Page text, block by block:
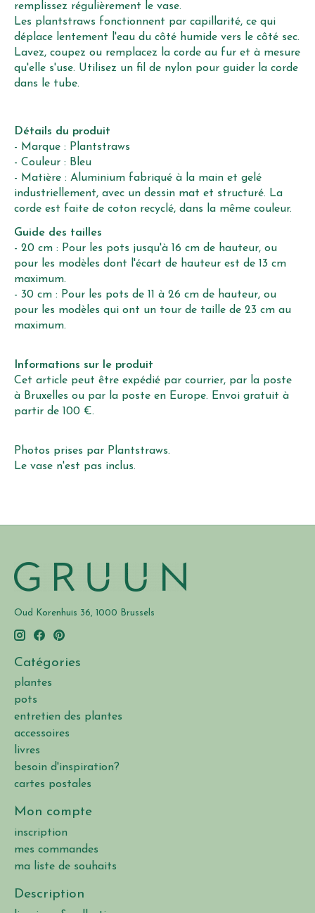
remplissez régulièrement le vase.
Les plantstraws fonctionnent par capillarité, ce qui
déplace lentement l'eau du côté humide vers le côté sec.
Lavez, coupez ou remplacez la corde au fur et à mesure
qu'elle s'use. Utilisez un fil de nylon pour guider la corde
dans le tube.
Détails du produit
- Marque : Plantstraws
- Couleur : Bleu
- Matière : Aluminium fabriqué à la main et gelé
industriellement, avec un dessin mat et structuré. La
corde est faite de coton recyclé, dans la même couleur.
Guide des tailles
- 20 cm : Pour les pots jusqu'à 16 cm de hauteur, ou
pour les modèles dont l'écart de hauteur est de 13 cm
maximum.
- 30 cm : Pour les pots de 11 à 26 cm de hauteur, ou
pour les modèles qui ont un tour de taille de 23 cm au
maximum.
Informations sur le produit
Cet article peut être expédié par courrier, par la poste
à Bruxelles ou par la poste en Europe. Envoi gratuit à
partir de 100 €.
Photos prises par Plantstraws.
Le vase n'est pas inclus.
Oud Korenhuis 36, 1000 Brussels
Catégories
plantes
pots
entretien des plantes
accessoires
livres
besoin d'inspiration?
cartes postales
Mon compte
inscription
mes commandes
ma liste de souhaits
Description